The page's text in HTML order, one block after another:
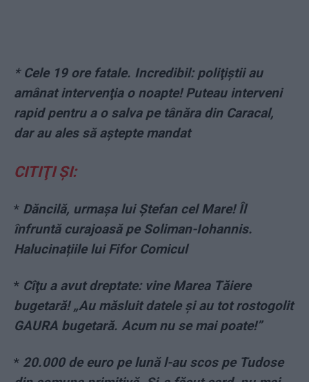
* Cele 19 ore fatale. Incredibil: poliţiştii au
amânat intervenţia o noapte! Puteau interveni
rapid pentru a o salva pe tânăra din Caracal,
dar au ales să aştepte mandat
CITIŢI ŞI:
* Dăncilă, urmașa lui Ștefan cel Mare! Îl
înfruntă curajoasă pe Soliman-Iohannis.
Halucinațiile lui Fifor Comicul
* Cîţu a avut dreptate: vine Marea Tăiere
bugetară! „Au măsluit datele şi au tot rostogolit
GAURA bugetară. Acum nu se mai poate!”
* 20.000 de euro pe lună l-au scos pe Tudose